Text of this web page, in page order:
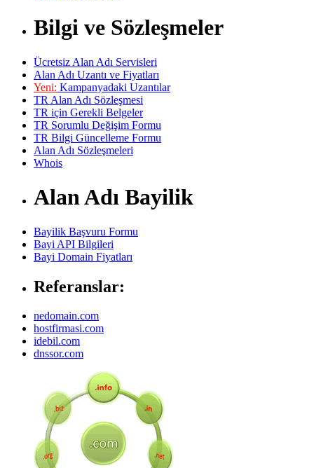
Bilgi ve Sözleşmeler
Ücretsiz Alan Adı Servisleri
Alan Adı Uzantı ve Fiyatları
Yeni: Kampanyadaki Uzantılar
TR Alan Adı Sözleşmesi
TR için Gerekli Belgeler
TR Sorumlu Değişim Formu
TR Bilgi Güncelleme Formu
Alan Adı Sözleşmeleri
Whois
Alan Adı Bayilik
Bayilik Başvuru Formu
Bayi API Bilgileri
Bayi Domain Fiyatları
Referanslar:
nedomain.com
hostfirmasi.com
idebil.com
dnssor.com